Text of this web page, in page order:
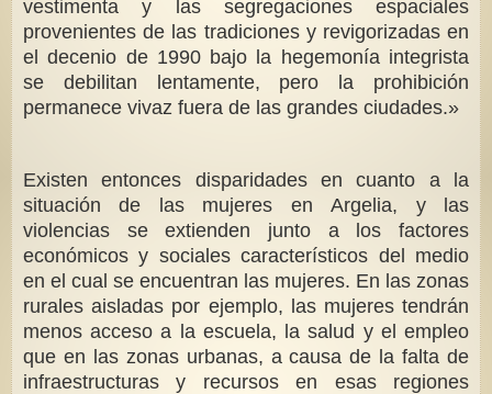
vestimenta y las segregaciones espaciales
provenientes de las tradiciones y revigorizadas en
el decenio de 1990 bajo la hegemonía integrista
se debilitan lentamente, pero la prohibición
permanece vivaz fuera de las grandes ciudades.»
Existen entonces disparidades en cuanto a la
situación de las mujeres en Argelia, y las
violencias se extienden junto a los factores
económicos y sociales característicos del medio
en el cual se encuentran las mujeres. En las zonas
rurales aisladas por ejemplo, las mujeres tendrán
menos acceso a la escuela, la salud y el empleo
que en las zonas urbanas, a causa de la falta de
infraestructuras y recursos en esas regiones